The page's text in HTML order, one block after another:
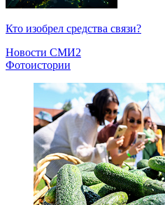
Кто изобрел средства связи?
Новости СМИ2
Фотоистории